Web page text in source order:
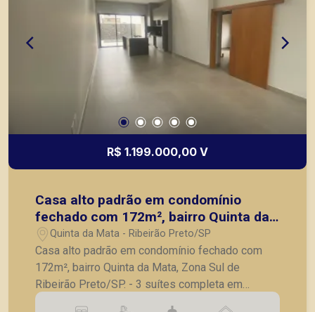
R$ 1.199.000,00 V
Casa alto padrão em condomínio
fechado com 172m², bairro Quinta da
Mata, Zona Sul de Ribeirão Preto/SP.
Quinta da Mata - Ribeirão Preto/SP
Casa alto padrão em condomínio fechado com
172m², bairro Quinta da Mata, Zona Sul de
Ribeirão Preto/SP. - 3 suítes completa em
armários, sendo 1 master com closet; - Lavabo; -